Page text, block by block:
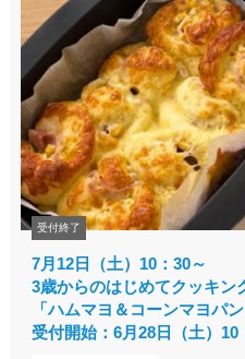
受付終了
7月12日（土）10：30～
3歳からのはじめてクッキン
「ハムマヨ＆コーンマヨパン
受付開始：6月28日（土）10